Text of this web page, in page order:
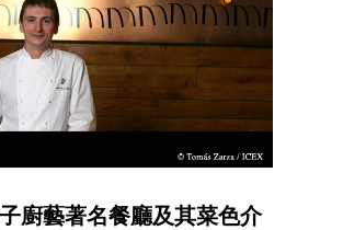
廚藝著名餐廳及其菜色介